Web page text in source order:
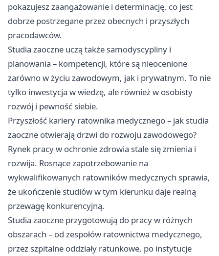
pokazujesz zaangażowanie i determinację, co jest
dobrze postrzegane przez obecnych i przyszłych
pracodawców.
Studia zaoczne uczą także samodyscypliny i
planowania – kompetencji, które są nieocenione
zarówno w życiu zawodowym, jak i prywatnym. To nie
tylko inwestycja w wiedzę, ale również w osobisty
rozwój i pewność siebie.
Przyszłość kariery ratownika medycznego – jak studia
zaoczne otwierają drzwi do rozwoju zawodowego?
Rynek pracy w ochronie zdrowia stale się zmienia i
rozwija. Rosnące zapotrzebowanie na
wykwalifikowanych ratowników medycznych sprawia,
że ukończenie studiów w tym kierunku daje realną
przewagę konkurencyjną.
Studia zaoczne przygotowują do pracy w różnych
obszarach – od zespołów ratownictwa medycznego,
przez szpitalne oddziały ratunkowe, po instytucje